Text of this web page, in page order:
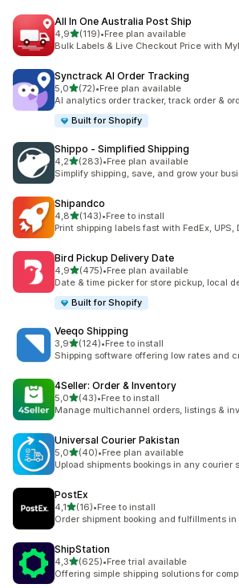
All In One Australia Post Ship
4,9/ 5 tähteä
(119)
119 arvostelua yhteensä
•Free plan available
Bulk Labels & Live Checkout Price with
Synctrack AI Order Tracking
5,0/ 5 tähteä
(72)
72 arvostelua yhteensä
•Free plan available
AI analytics order tracker, track order &
Built for Shopify
Shippo ‑ Simplified Shipping
4,2/ 5 tähteä
(283)
283 arvostelua yhteensä
•Free plan available
Simplify shipping, save, and grow your
Shipandco
4,8/ 5 tähteä
(143)
143 arvostelua yhteensä
•Free to install
Print shipping labels fast with FedEx, UPS,
Bird Pickup Delivery Date
4,9/ 5 tähteä
(475)
475 arvostelua yhteensä
•Free plan available
Date & time picker for store pickup, local
Built for Shopify
Veeqo Shipping
3,9/ 5 tähteä
(124)
124 arvostelua yhteensä
•Free to install
Shipping software offering low rates and
4Seller: Order & Inventory
5,0/ 5 tähteä
(43)
43 arvostelua yhteensä
•Free to install
Manage multichannel orders, listings &
Universal Courier Pakistan
5,0/ 5 tähteä
(40)
40 arvostelua yhteensä
•Free plan available
Upload shipments bookings in any courier
PostEx
4,1/ 5 tähteä
(16)
16 arvostelua yhteensä
•Free to install
Order shipment booking and fulfillments in
ShipStation
4,3/ 5 tähteä
(625)
625 arvostelua yhteensä
•Free trial available
Offering simple shipping solutions for